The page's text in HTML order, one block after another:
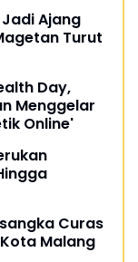
Jadi Ajang
Turut
Day,
Menggelar
Online'
Curas
Malang